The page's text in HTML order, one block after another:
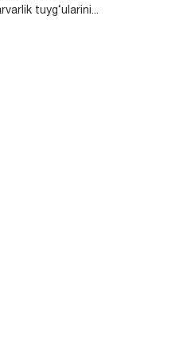
tuyg‘ularini...